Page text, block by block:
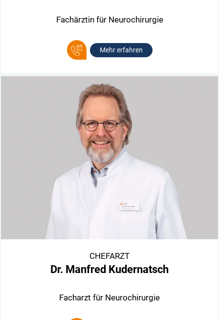
Fachärztin für Neurochirurgie
Mehr erfahren
CHEFARZT
Dr. Manfred Kudernatsch
Facharzt für Neurochirurgie